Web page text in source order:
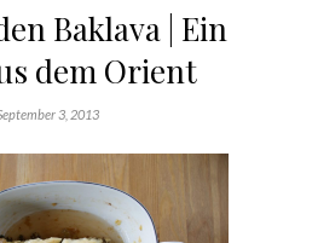
Baklava | Ein
dem Orient
3, 2013